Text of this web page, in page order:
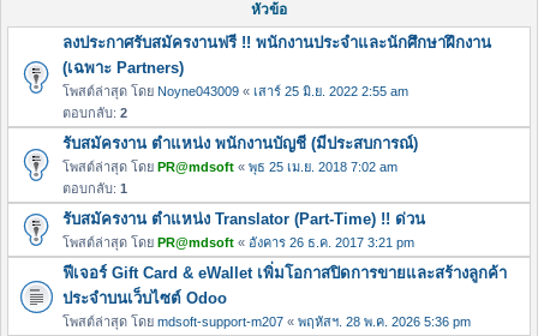
หัวข้อ
ลงประกาศรับสมัครงานฟรี !! พนักงานประจำและนักศึกษาฝึกงาน
(เฉพาะ Partners)
โพสต์ล่าสุด โดย Noyne043009 « เสาร์ 25 มิ.ย. 2022 2:55 am
ตอบกลับ: 2
รับสมัครงาน ตำแหน่ง พนักงานบัญชี (มีประสบการณ์)
โพสต์ล่าสุด โดย PR@mdsoft « พุธ 25 เม.ย. 2018 7:02 am
ตอบกลับ: 1
รับสมัครงาน ตำแหน่ง Translator (Part-Time) !! ด่วน
โพสต์ล่าสุด โดย PR@mdsoft « อังคาร 26 ธ.ค. 2017 3:21 pm
ฟีเจอร์ Gift Card & eWallet เพิ่มโอกาสปิดการขายและสร้างลูกค้า
ประจำบนเว็บไซต์ Odoo
โพสต์ล่าสุด โดย mdsoft-support-m207 « พฤหัสฯ. 28 พ.ค. 2026 5:36 pm